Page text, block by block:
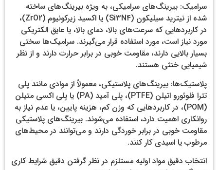
سرامیک: بیرینگ‌های سرامیکی، به ویژه بیرینگ‌های ساخته
شده از نیترید سیلیکون (Si3N4) یا اکسید زیرکونیوم (ZrO2)،
در کاربردهایی که سرعت‌های بالا، دمای بالا، یا عایق الکتریکی
مورد نیاز است، مورد استفاده قرار می‌گیرند. سرامیک‌ها سختی
بسیار بالایی دارند، مقاومت خوبی در برابر حرارت دارند و از نظر
شیمیایی خنثی هستند.
پلاستیک‌ها: بیرینگ‌های پلاستیکی، معمولاً از موادی مانند پلی
تترا فلوئورو اتیلن (PTFE)، پلی آمید (PA) یا پلی اکسی متیلن
(POM)، در کاربردهایی که وزن کم، هزینه پایین، یا عدم نیاز به
روانکاری اهمیت دارد، استفاده می‌شوند. بیرینگ‌های پلاستیکی
مقاومت خوبی در برابر خوردگی دارند و می‌توانند در محیط‌های
مرطوب یا اسیدی کار کنند.
انتخاب دقیق مواد اولیه مستلزم در نظر گرفتن دقیق شرایط کاری